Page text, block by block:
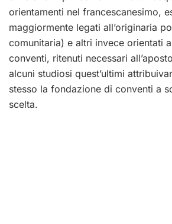
orientamenti nel francescanesimo,
maggiormente legati all’originaria
comunitaria) e altri invece orientati
conventi, ritenuti necessari
alcuni studiosi quest’ultimi
stesso la fondazione di conventi a
scelta.